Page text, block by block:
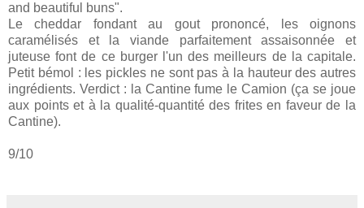
and beautiful buns".
Le cheddar fondant au gout prononcé, les oignons
caramélisés et la viande parfaitement assaisonnée et
juteuse font de ce burger l'un des meilleurs de la capitale.
Petit bémol : les pickles ne sont pas à la hauteur des autres
ingrédients. Verdict : la Cantine fume le Camion (ça se joue
aux points et à la qualité-quantité des frites en faveur de la
Cantine).
9/10